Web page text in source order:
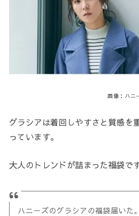
画像：ハニ
グラシアは着回しやすさと質感を
っています。
大人のトレンドが詰まった福袋です
ハニーズのグラシアの福袋届いた